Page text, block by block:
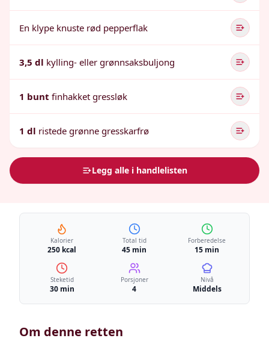
En klype knuste rød pepperflak
3,5 dl kylling- eller grønnsaksbuljong
1 bunt finhakket gressløk
1 dl ristede grønne gresskarfrø
Legg alle i handlelisten
Kalorier
250 kcal
Total tid
45 min
Forberedelse
15 min
Steketid
30 min
Porsjoner
4
Nivå
Middels
Om denne retten